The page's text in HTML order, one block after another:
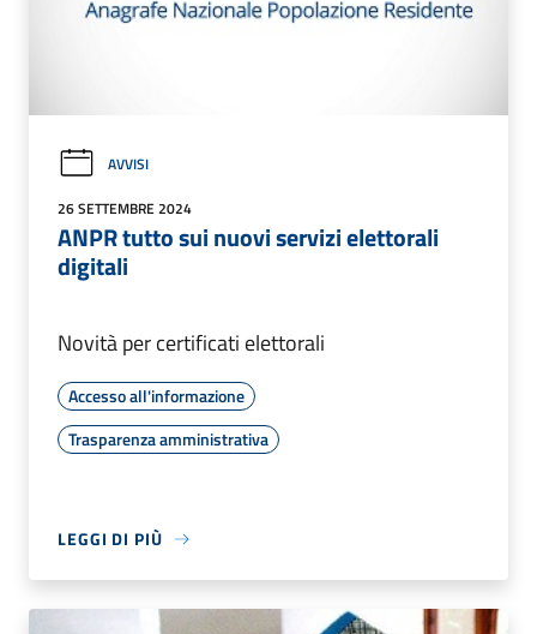
AVVISI
26 SETTEMBRE 2024
ANPR tutto sui nuovi servizi elettorali
digitali
Novità per certificati elettorali
Accesso all'informazione
Trasparenza amministrativa
LEGGI DI PIÙ